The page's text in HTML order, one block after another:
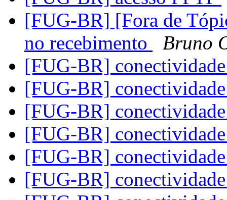
[FUG-BR] [Fora de
no recebimento
Bruno
[FUG-BR]
[FUG-BR]
[FUG-BR]
[FUG-BR]
[FUG-BR]
[FUG-BR]